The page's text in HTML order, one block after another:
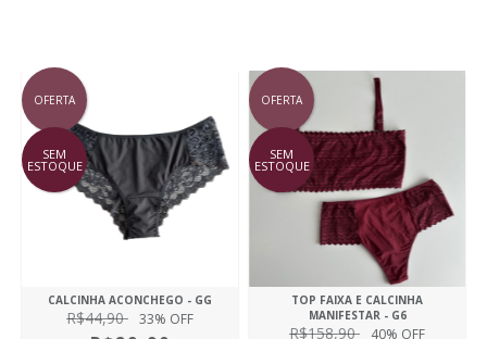
OFERTA
SEM
ESTOQUE
CALCINHA ACONCHEGO - GG
R$44,90 33% OFF
OFERTA
SEM
ESTOQUE
TOP FAIXA E CALCINHA
MANIFESTAR - G6
R$158,90 40% OFF